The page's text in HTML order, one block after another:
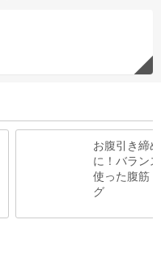
お腹引き締
に！バラン
使った腹筋
グ